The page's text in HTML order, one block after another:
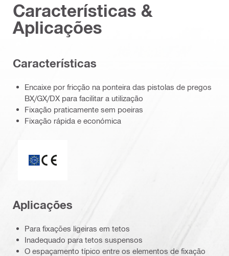
Características &
Aplicações
Características
Encaixe por fricção na ponteira das pistolas de pregos
BX/GX/DX para facilitar a utilização
Fixação praticamente sem poeiras
Fixação rápida e económica
Aplicações
Para fixações ligeiras em tetos
Inadequado para tetos suspensos
O espaçamento típico entre os elementos de fixação